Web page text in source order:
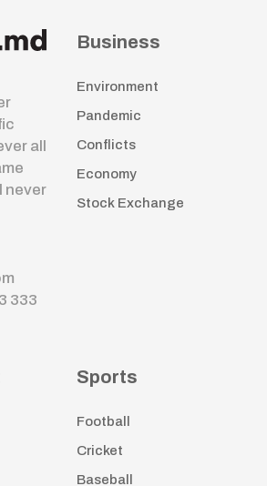
all
never
333
Business
Environment
Pandemic
Conflicts
Economy
Stock Exchange
Sports
Football
Cricket
Baseball